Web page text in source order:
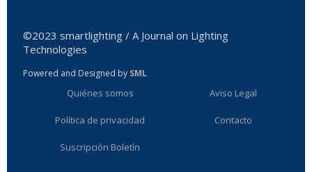
©2023 smartlighting / A Journal on Lighting
Technologies
Powered and Designed by SML
Quiénes somos Aviso Legal
Política de privacidad Contacto
Suscripción Boletín